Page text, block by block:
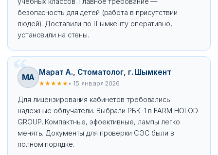
безопасность для детей (работа в присутствии
людей). Доставили по Шымкенту оперативно,
установили на стены.
МА
Марат А., Стоматолог, г. Шымкент
★★★★★ • 15 января 2026
Для лицензирования кабинетов требовались
надежные облучатели. Выбрали РБК-1 в FARM HOLOD
GROUP. Компактные, эффективные, лампы легко
менять. Документы для проверки СЭС были в
полном порядке.